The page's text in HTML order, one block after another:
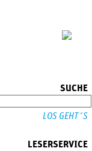
SUCHE
LESERSERVICE